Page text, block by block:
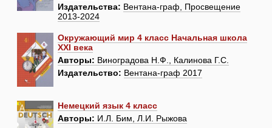
Издательства: Вентана-граф, Просвещение
2013-2024
Окружающий мир 4 класс Начальная школа
XXI века
Авторы: Виноградова Н.Ф., Калинова Г.С.
Издательство: Вентана-граф 2017
Немецкий язык 4 класс
Авторы: И.Л. Бим, Л.И. Рыжова